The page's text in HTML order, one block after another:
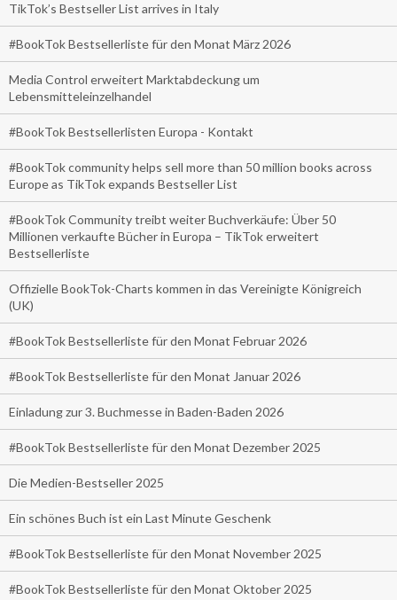
TikTok’s Bestseller List arrives in Italy
#BookTok Bestsellerliste für den Monat März 2026
Media Control erweitert Marktabdeckung um
Lebensmitteleinzelhandel
#BookTok Bestsellerlisten Europa - Kontakt
#BookTok community helps sell more than 50 million books across
Europe as TikTok expands Bestseller List
#BookTok Community treibt weiter Buchverkäufe: Über 50
Millionen verkaufte Bücher in Europa – TikTok erweitert
Bestsellerliste
Offizielle BookTok-Charts kommen in das Vereinigte Königreich
(UK)
#BookTok Bestsellerliste für den Monat Februar 2026
#BookTok Bestsellerliste für den Monat Januar 2026
Einladung zur 3. Buchmesse in Baden-Baden 2026
#BookTok Bestsellerliste für den Monat Dezember 2025
Die Medien-Bestseller 2025
Ein schönes Buch ist ein Last Minute Geschenk
#BookTok Bestsellerliste für den Monat November 2025
#BookTok Bestsellerliste für den Monat Oktober 2025